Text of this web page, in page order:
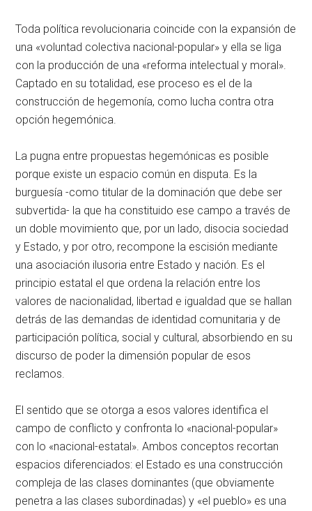
Toda política revolucionaria coincide con la expansión de
una «voluntad colectiva nacional-popular» y ella se liga
con la producción de una «reforma intelectual y moral».
Captado en su totalidad, ese proceso es el de la
construcción de hegemonía, como lucha contra otra
opción hegemónica.
La pugna entre propuestas hegemónicas es posible
porque existe un espacio común en disputa. Es la
burguesía -como titular de la dominación que debe ser
subvertida- la que ha constituido ese campo a través de
un doble movimiento que, por un lado, disocia sociedad
y Estado, y por otro, recompone la escisión mediante
una asociación ilusoria entre Estado y nación. Es el
principio estatal el que ordena la relación entre los
valores de nacionalidad, libertad e igualdad que se hallan
detrás de las demandas de identidad comunitaria y de
participación política, social y cultural, absorbiendo en su
discurso de poder la dimensión popular de esos
reclamos.
El sentido que se otorga a esos valores identifica el
campo de conflicto y confronta lo «nacional-popular»
con lo «nacional-estatal». Ambos conceptos recortan
espacios diferenciados: el Estado es una construcción
compleja de las clases dominantes (que obviamente
penetra a las clases subordinadas) y «el pueblo» es una